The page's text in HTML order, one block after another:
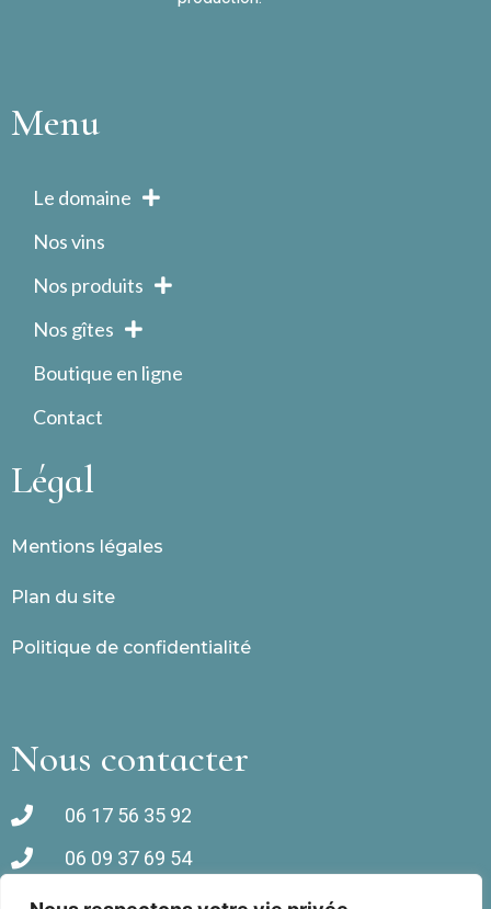
Menu
Le domaine
Nos vins
Nos produits
Nos gîtes
Boutique en ligne
Contact
Légal
Mentions légales
Plan du site
Politique de confidentialité
Nous contacter
06 17 56 35 92
06 09 37 69 54
Rue des Orangers, 66440 Torreilles